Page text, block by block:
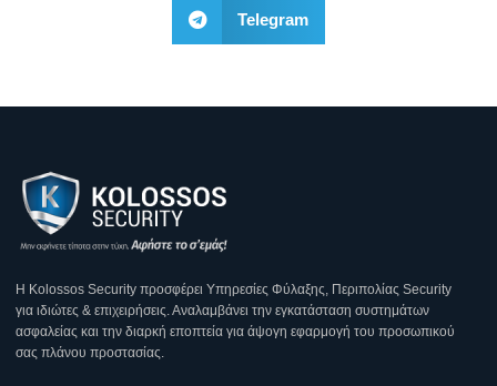
Telegram
Η Κοlossos Security προσφέρει Υπηρεσίες Φύλαξης, Περιπολίας Security
για ιδιώτες & επιχειρήσεις. Αναλαμβάνει την εγκατάσταση συστημάτων
ασφαλείας και την διαρκή εποπτεία για άψογη εφαρμογή του προσωπικού
σας πλάνου προστασίας.